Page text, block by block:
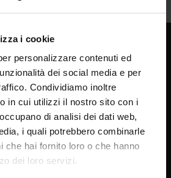
i cookie
personalizzare contenuti ed
dei social media e per
Condividiamo inoltre
in cui utilizzi il nostro sito con i
di analisi dei dati web,
i quali potrebbero combinarle
che hai fornito loro o che hanno
dei loro servizi.
OÜ
14652605
Tallinn, Kesklinna linnaosa,
10152